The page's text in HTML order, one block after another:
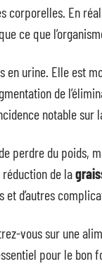
corporelles. En
ce que
urine. Elle est
de
notable
perdre du poids,
de la
d’autres
vous sur une
pour le bon